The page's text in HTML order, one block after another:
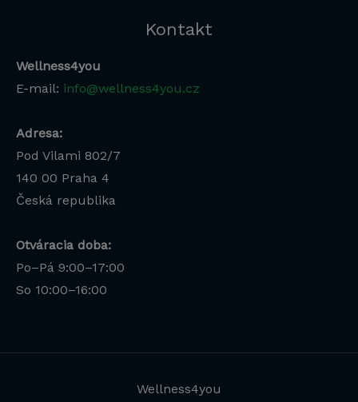
Kontakt
Wellness4you
E-mail: info@wellness4you.cz
Adresa:
Pod Vilami 802/7
140 00 Praha 4
Česká republika
Otváracia doba:
Po–Pá 9:00–17:00
So 10:00–16:00
Wellness4you